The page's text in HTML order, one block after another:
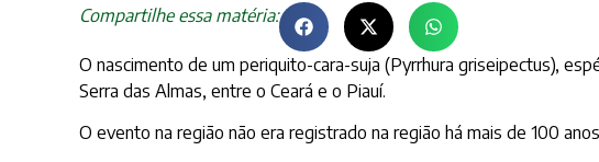
Compartilhe essa matéria:
O nascimento de um periquito-cara-suja (Pyrrhura griseipectus),
Serra das Almas, entre o Ceará e o Piauí.
O evento na região não era registrado na região há mais de 100